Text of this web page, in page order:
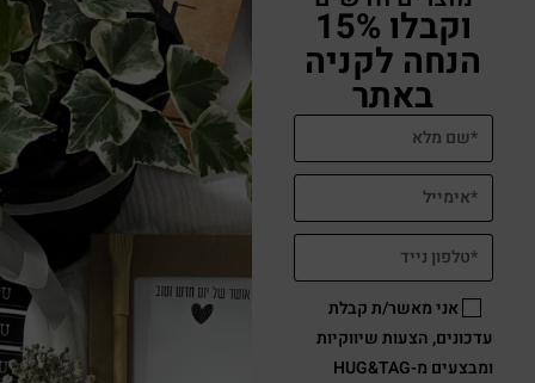
וקבלו 15%
הנחה לקניה
באתר
אני מאשר/ת קבלת
עדכונים, הצעות שיווקיות
ומבצעים מ-HUG&TAG